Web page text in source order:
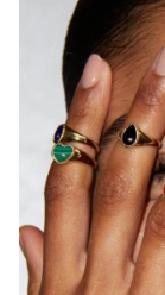
Μακιγιάζ
Beauty News
Well being
Ψυχολογία
Υγεία + Διατροφή
Σχέσεις & Σεξ
Fitness